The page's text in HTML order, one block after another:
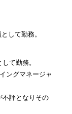
して勤務。
て勤務。
ングマネージャ
不評となりその